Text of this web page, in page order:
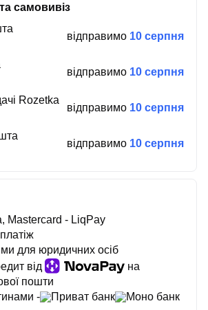
самовивіз
відправимо 10 серпня
відправимо 10 серпня
Rozetka
відправимо 10 серпня
відправимо 10 серпня
Mastercard - LiqPay
для юридичних осіб
від
на
пошти
-
Приват банк
Моно банк